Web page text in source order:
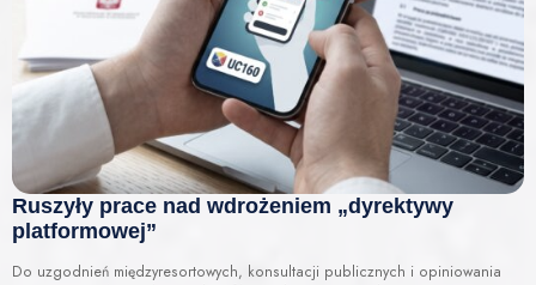
Ruszyły prace nad wdrożeniem „dyrektywy
platformowej”
Do uzgodnień międzyresortowych, konsultacji publicznych i opiniowania